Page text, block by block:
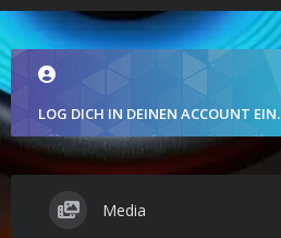
LOG DICH IN DEINEN ACCOUNT EIN.
Media